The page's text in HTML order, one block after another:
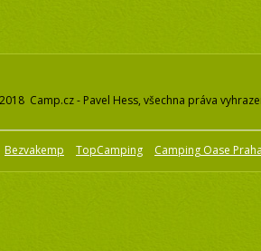
Camp.cz - Pavel Hess, všechna práva
Bezvakemp TopCamping Camping Oase